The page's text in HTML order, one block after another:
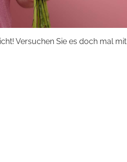
Versuchen Sie es doch mal mit